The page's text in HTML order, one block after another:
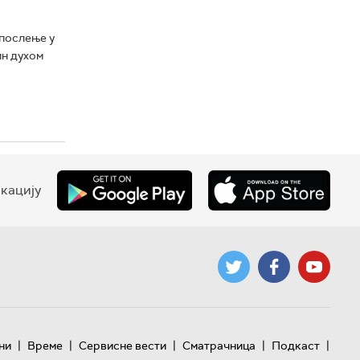
у
духом
| Време | Сервисне вести | Сматрачница | Подкаст |